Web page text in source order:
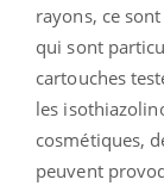
rayons, ce
qui sont
cartouches
les
cosmétiques,
peuvent